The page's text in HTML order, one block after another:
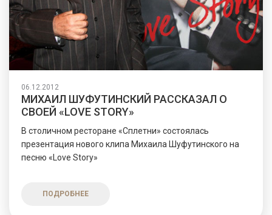
06.12.2012
МИХАИЛ ШУФУТИНСКИЙ РАССКАЗАЛ О
СВОЕЙ «LOVE STORY»
В столичном ресторане «Сплетни» состоялась
презентация нового клипа Михаила Шуфутинского на
песню «Love Story»
ПОДРОБНЕЕ